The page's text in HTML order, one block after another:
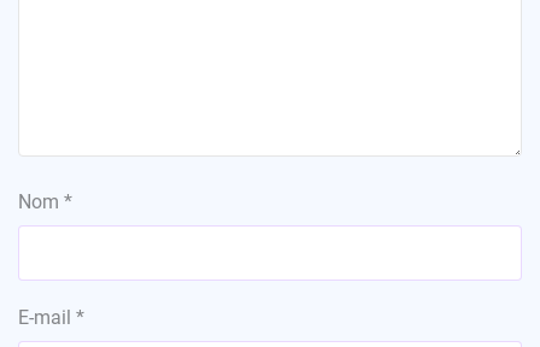
Nom *
E-mail *